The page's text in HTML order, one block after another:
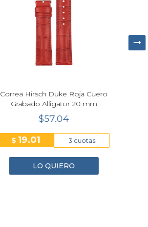
Correa Hirsch Duke Roja Cuero
Grabado Alligator 20 mm
$57.04
$19.01 3 cuotas
LO QUIERO